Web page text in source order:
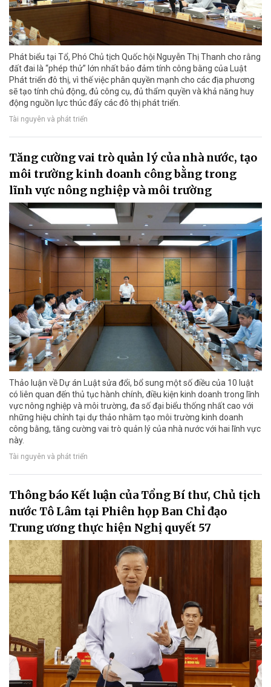
Phát biểu tại Tổ, Phó Chủ tịch Quốc hội Nguyễn Thị Thanh cho rằng
đất đai là “phép thử” lớn nhất bảo đảm tính công bằng của Luật
Phát triển đô thị, vì thế việc phân quyền mạnh cho các địa phương
sẽ tạo tính chủ động, đủ công cụ, đủ thẩm quyền và khả năng huy
động nguồn lực thúc đẩy các đô thị phát triển.
Tài nguyên và phát triển
Tăng cường vai trò quản lý của nhà nước, tạo
môi trường kinh doanh công bằng trong
lĩnh vực nông nghiệp và môi trường
Thảo luận về Dự án Luật sửa đổi, bổ sung một số điều của 10 luật
có liên quan đến thủ tục hành chính, điều kiện kinh doanh trong lĩnh
vực nông nghiệp và môi trường, đa số đại biểu thống nhất cao với
những hiệu chỉnh tại dự thảo nhằm tạo môi trường kinh doanh
công bằng, tăng cường vai trò quản lý của nhà nước với hai lĩnh vực
này.
Tài nguyên và phát triển
Thông báo Kết luận của Tổng Bí thư, Chủ tịch
nước Tô Lâm tại Phiên họp Ban Chỉ đạo
Trung ương thực hiện Nghị quyết 57